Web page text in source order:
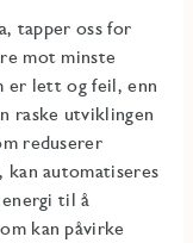
tapper oss for
mot minste
er lett og feil, enn
raske utviklingen
reduserer
kan automatiseres
til å
kan påvirke